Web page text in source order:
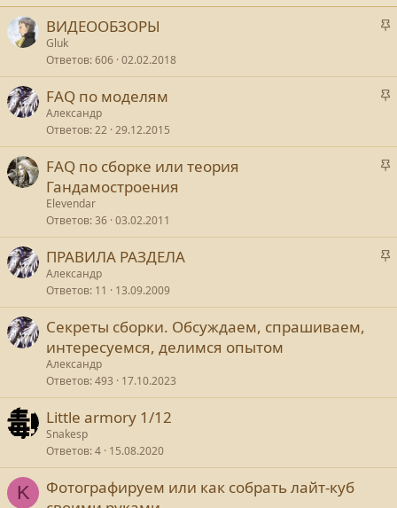
В
н
а
ВИДЕООБЗОРЫ
Gluk
Ответов 606 02.02.2018
В
н
а
FAQ по моделям
Александр
Ответов 22 29.12.2015
В
а
я
FAQ по сборке или теория
Гандамостроения
Elevendar
Ответов 36 03.02.2011
В
н
ПРАВИЛА РАЗДЕЛА
Александр
Ответов 11 13.09.2009
Секреты сборки. Обсуждаем, спрашиваем,
интересуемся, делимся опытом
Александр
Ответов 493 17.10.2023
Little armory 1/12
Snakesp
Ответов 4 15.08.2020
K
Фотографируем или как собрать лайт-куб